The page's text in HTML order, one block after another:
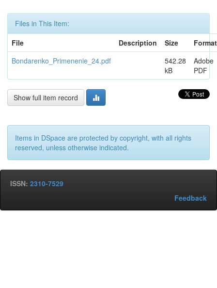
Files in This Item:
File
Description Size
Format
Bondarenko_Primenenie_24.pdf
542.28
kB
Adobe
PDF
Show full item record
Items in DSpace are protected by copyright, with all rights
reserved, unless otherwise indicated.
ISSN: 2310-7529
Feedback